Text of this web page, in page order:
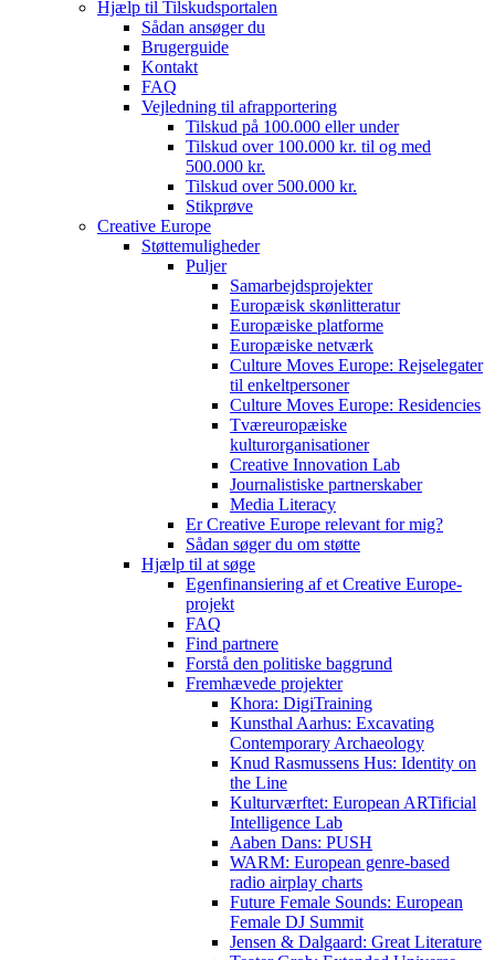
Hjælp til Tilskudsportalen
Sådan ansøger du
Brugerguide
Kontakt
FAQ
Vejledning til afrapportering
Tilskud på 100.000 eller under
Tilskud over 100.000 kr. til og med
500.000 kr.
Tilskud over 500.000 kr.
Stikprøve
Creative Europe
Støttemuligheder
Puljer
Samarbejdsprojekter
Europæisk skønlitteratur
Europæiske platforme
Europæiske netværk
Culture Moves Europe: Rejselegater
til enkeltpersoner
Culture Moves Europe: Residencies
Tværeuropæiske
kulturorganisationer
Creative Innovation Lab
Journalistiske partnerskaber
Media Literacy
Er Creative Europe relevant for mig?
Sådan søger du om støtte
Hjælp til at søge
Egenfinansiering af et Creative Europe-
projekt
FAQ
Find partnere
Forstå den politiske baggrund
Fremhævede projekter
Khora: DigiTraining
Kunsthal Aarhus: Excavating
Contemporary Archaeology
Knud Rasmussens Hus: Identity on
the Line
Kulturværftet: European ARTificial
Intelligence Lab
Aaben Dans: PUSH
WARM: European genre-based
radio airplay charts
Future Female Sounds: European
Female DJ Summit
Jensen & Dalgaard: Great Literature